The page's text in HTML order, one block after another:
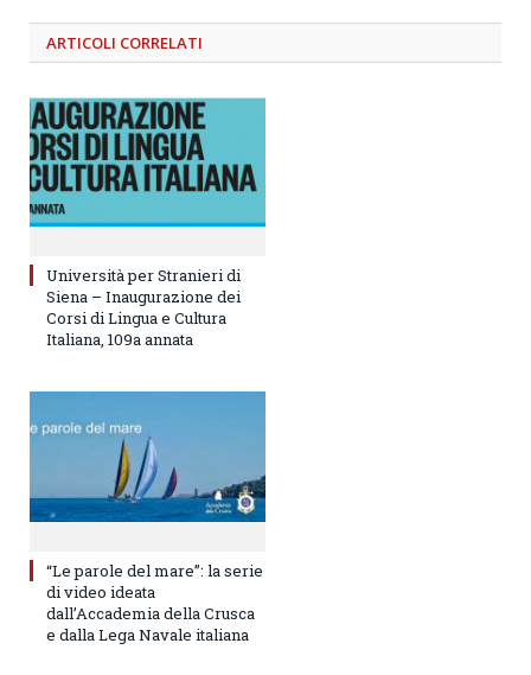
ARTICOLI CORRELATI
Università per Stranieri di
Siena – Inaugurazione dei
Corsi di Lingua e Cultura
Italiana, 109a annata
“Le parole del mare”: la serie
di video ideata
dall’Accademia della Crusca
e dalla Lega Navale italiana